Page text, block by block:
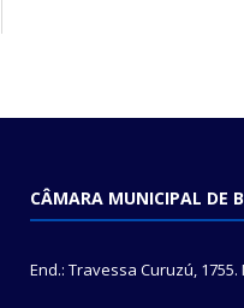
CÂMARA MUNICIPAL DE
End.: Travessa Curuzú,